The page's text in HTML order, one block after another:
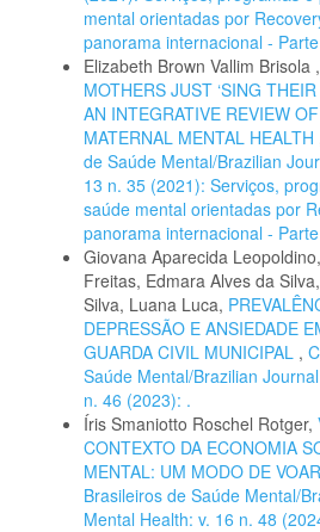
mental orientadas por
panorama internacional -
Elizabeth Brown Vallim Brisola
MOTHERS JUST ‘SING
AN INTEGRATIVE REVIEW
MATERNAL MENTAL HEALTH
de Saúde Mental/Brazilian
13 n. 35 (2021): Serviços,
saúde mental orientadas por
panorama internacional -
Giovana Aparecida
Freitas, Edmara Alves da
Silva, Luana Luca,
DEPRESSÃO E ANSIEDADE
GUARDA CIVIL MUNICIPAL ,
Saúde Mental/Brazilian
n. 46 (2023): .
Íris Smaniotto Roschel Rotger,
CONTEXTO DA ECONOMIA
MENTAL: UM MODO DE
Brasileiros de Saúde Mental/
Mental Health: v. 16 n. 48